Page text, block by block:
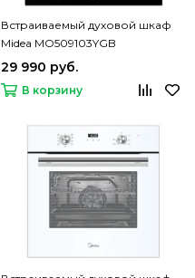
Встраиваемый духовой шкаф
Midea MO509103YGB
29 990 руб.
В корзину